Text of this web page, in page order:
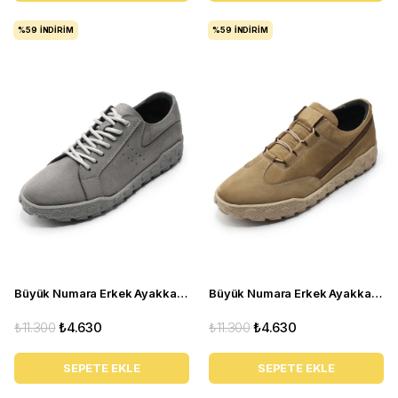
Büyük Numara Erkek Ayakkabı GOM8013 GRİ
₺4.630
₺11.300
SEPETE EKLE
%59 İNDIRIM
Büyük Numara Erkek Ayakkabı GOM2073 Kum
₺4.630
₺11.300
SEPETE EKLE
%59 İNDIRIM